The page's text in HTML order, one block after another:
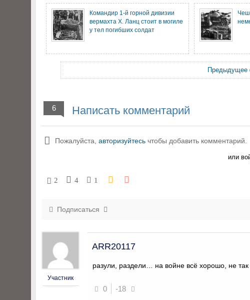
Командир 1-й горной дивизии
вермахта Х. Ланц стоит в могиле
у тел погибших солдат
Предыдущее
6 Написать комментарий
Пожалуйста, авторизуйтесь чтобы добавить комментарий.
или
2 4 1
Подписаться
Участник
ARR20117
разули, раздели… на войне всё хорошо, не
0 -18